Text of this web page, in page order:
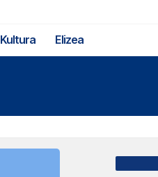
Kultura Elizea